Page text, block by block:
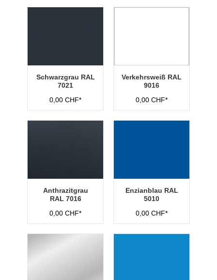
Schwarzgrau RAL
7021
0,00 CHF*
Verkehrsweiß RAL
9016
0,00 CHF*
Anthrazitgrau
RAL 7016
0,00 CHF*
Enzianblau RAL
5010
0,00 CHF*